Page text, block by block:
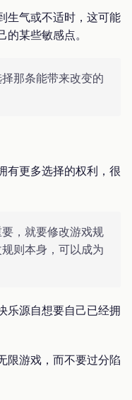
生气或不适时，这可能
某些敏感点。
那条能带来改变的
有更多选择的权利，很
，就要修改游戏规
则本身，可以成为
乐源自想要自己已经拥
限游戏，而不要过分陷